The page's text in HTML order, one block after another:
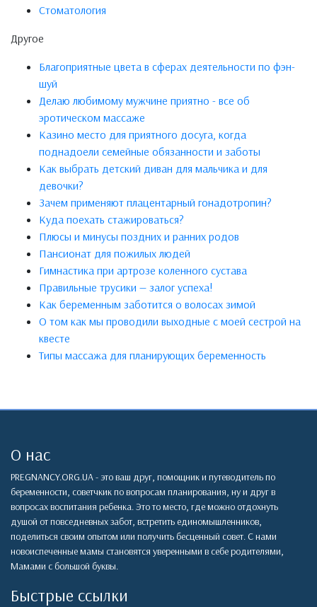
Стоматология
Другое
Благоприятные цвета в сферах деятельности по фэн-
шуй
Делаю любимому мужчине приятно - все об
эротическом массаже
Казино место для приятного досуга, когда
поднадоели семейные обязанности и заботы
Как выбрать детский диван для мальчика и для
девочки?
Зачем применяют плацентарный гонадотропин?
Куда поехать стажироваться?
Плюсы и минусы поздних и ранних родов
Пансионат для пожилых людей
Гимнастика при артрозе коленного сустава
Правильные трусики — залог успеха!
Как беременным заботится о волосах зимой
О том как мы проводили выходные с моей сестрой на
квесте
Типы массажа для планирующих беременность
О нас
PREGNANCY.ORG.UA - это ваш друг, помощник и путеводитель по
беременности, советчкик по вопросам планирования, ну и друг в
вопросах воспитания ребенка. Это то место, где можно отдохнуть
душой от повседневных забот, встретить единомышленников,
поделиться своим опытом или получить бесценный совет. С нами
новоиспеченные мамы становятся уверенными в себе родителями,
Мамами с большой буквы.
Быстрые ссылки